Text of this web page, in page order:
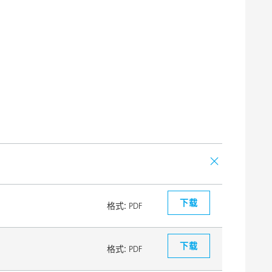
格式: PDF 下载
格式: PDF 下载